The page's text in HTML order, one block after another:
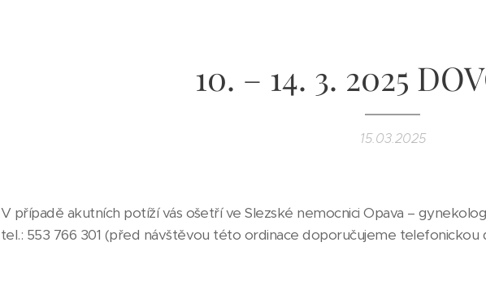
10. – 14. 3. 2025
15.03.2025
V případě akutních potíží vás ošetří ve Slezské nemocnici Opava –
tel.: 553 766 301 (před návštěvou této ordinace doporučujeme telefonickou